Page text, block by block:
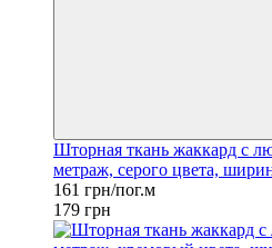
Шторная ткань жаккард с
метраж, серого цвета,
161 грн/пог.м
179 грн